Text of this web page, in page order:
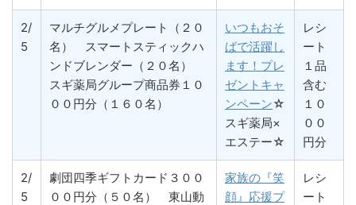
2/
5
マルチグルメプレート（２０
名） スマートスティックハ
ンドブレンダー（２０名）
スギ薬局グループ商品券１０
００円分（１６０名）
いつもおそ
ばで活躍し
ます！プレ
ゼントキャ
ンペーン☆
スギ薬局×
エステー☆
レシ
ート
１品
含む
１０
００
円分
2/
5
劇団四季ギフトカード３００
００円分（５０名） 東山動
家族の『笑
顔』応援プ
レシ
ート